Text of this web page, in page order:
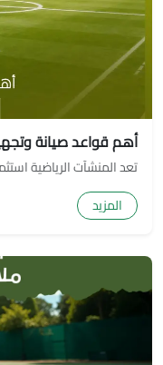
أهم قواعد صيانة
تعد المنشآت الرياضية
المزيد